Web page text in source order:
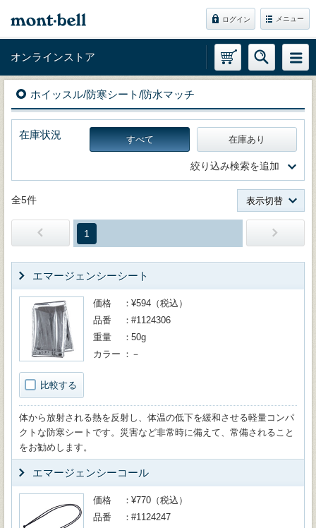
ログイン メニュー
オンラインストア
ホイッスル/防寒シート/防水マッチ
在庫状況 すべて 在庫あり
絞り込み検索を追加
全5件 表示切替
1
エマージェンシーシート
比較する
価格
¥594（税込）
品番
#1124306
重量
50g
カラー
－
体から放射される熱を反射し、体温の低下を緩和させる軽量コンパ
クトな防寒シートです。災害など非常時に備えて、常備されること
をお勧めします。
エマージェンシーコール
価格
¥770（税込）
品番
#1124247